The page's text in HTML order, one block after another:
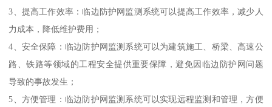
3、提高工作效率：临边防护网监测系统可以提高工作效率，减少人
力成本，降低维护费用；
4、安全保障：临边防护网监测系统可以为建筑施工、桥梁、高速公
路、铁路等领域的工程安全提供重要保障，避免因临边防护网问题
导致的事故发生；
5、方便管理：临边防护网监测系统可以实现远程监测和管理，方便